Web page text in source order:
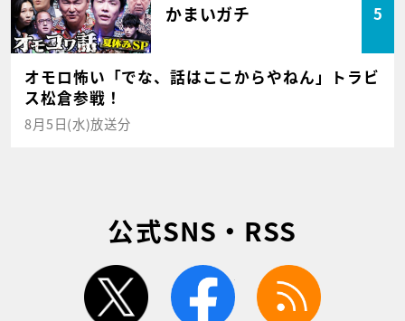
かまいガチ 5
オモロ怖い「でな、話はここからやねん」トラビ
ス松倉参戦！
8月5日(水)放送分
公式SNS・RSS
twitter facebook